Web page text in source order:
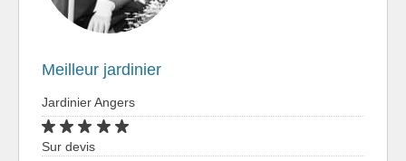
Meilleur jardinier
Jardinier Angers
Sur devis